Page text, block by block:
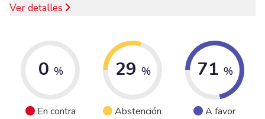
Ver detalles
0 %
En contra
29 %
Abstención
71 %
A favor